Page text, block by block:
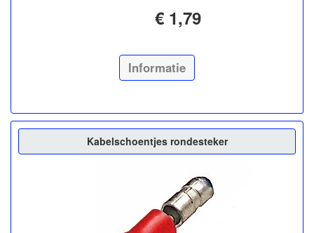
€ 1,79
Informatie
Kabelschoentjes rondesteker